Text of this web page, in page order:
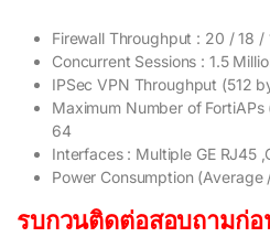
Firewall Throughput : 20 / 18 /
Concurrent Sessions : 1.5
IPSec VPN Throughput (512
Maximum Number of
64
Interfaces : Multiple GE RJ45
Power Consumption
รบกวนติดต่อสอบถามก่